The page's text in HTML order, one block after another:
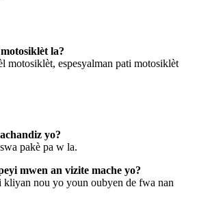
la?
motosiklèt, espesyalman pati motosiklèt
yo?
pakè pa w la.
mwen an vizite mache yo?
kliyan nou yo youn oubyen de fwa nan